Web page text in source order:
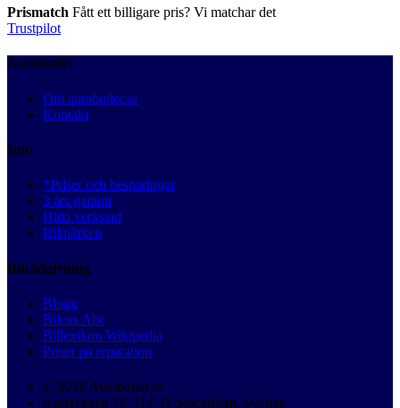
Prismatch Fått ett billigare pris? Vi matchar det
Trustpilot
Autobutler
Om autobutler.se
Kontakt
Info
*Priser och besparingar
3 års garanti
Hitta verkstad
Bilmärken
Bilrådgivning
Blogg
Bilens Abc
Billexikon Wikipedia
Priser på reparation
© 2026 Autobutler.se
Karlavägen 18, 114 31 Stockholm, Sverige